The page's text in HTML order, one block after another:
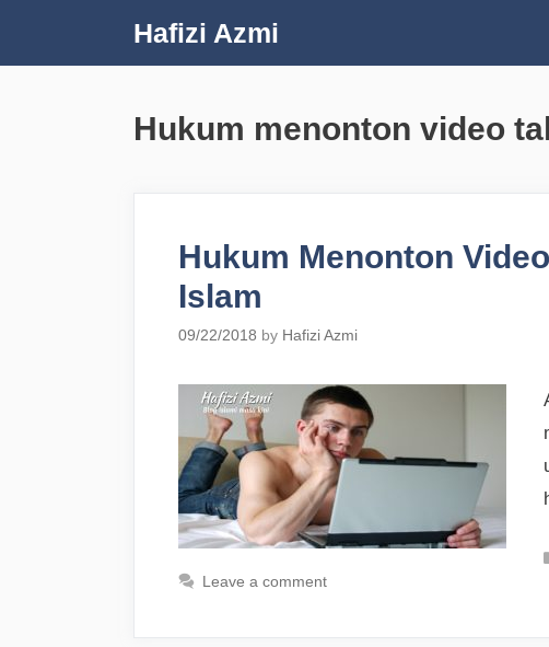
Hafizi Azmi
Hukum menonton video
Hukum Menonton
Islam
09/22/2018 by Hafizi Azmi
Leave a comment